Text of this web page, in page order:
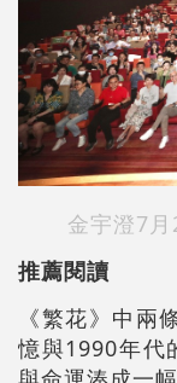
金宇澄7
推薦閱讀
《繁花》中兩
憶與1990年代